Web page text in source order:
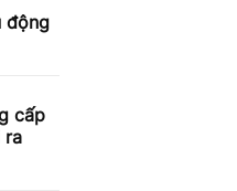
động
cấp
ra